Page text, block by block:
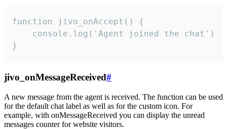
function jivo_onAccept() {
}
jivo_onMessageReceived#
A new message from the agent is received. The function can be used
for the default chat label as well as for the custom icon. For
example, with onMessageReceived you can display the unread
messages counter for website visitors.